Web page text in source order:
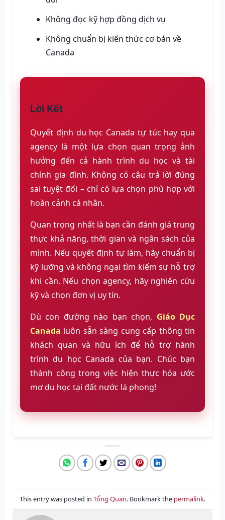
Không đọc kỹ hợp đồng dịch vụ
Không chuẩn bị kiến thức cơ bản về
Canada
Lời Kết
Quyết định du học Canada tự túc hay qua
agency là một lựa chọn quan trọng ảnh
hưởng đến cả hành trình du học và tài
chính gia đình. Không có câu trả lời đúng
sai tuyệt đối – chỉ có lựa chọn phù hợp với
hoàn cảnh cá nhân.
Quan trọng nhất là bạn cần đánh giá trung
thực khả năng, thời gian và ngân sách của
mình. Nếu quyết định tự làm, hãy chuẩn bị
kỹ lưỡng và không ngại tìm kiếm sự hỗ trợ
khi cần. Nếu chọn agency, hãy nghiên cứu
kỹ và chọn đơn vị uy tín.
Dù con đường nào bạn chọn, Giáo Dục
Canada luôn sẵn sàng cung cấp thông tin
khách quan và hữu ích để hỗ trợ hành
trình du học Canada của bạn. Chúc bạn
thành công trong việc hiện thực hóa ước
mơ du học tại đất nước lá phong!
This entry was posted in Tổng Quan. Bookmark the permalink.